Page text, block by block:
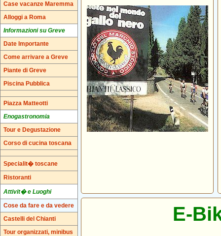
Case vacanze Maremma
Alloggi a Roma
Informazioni su Greve
Date Importante
Come arrivare a Greve
Piante di Greve
Piscina Pubblica
Piazza Matteotti
Enogastronomia
Tour e Degustazione
Corso di cucina toscana
Specialit� toscane
Ristoranti
Attivit� e Luoghi
Cose da fare e da vedere
Castelli del Chianti
Tour organizzati, minibus
E-